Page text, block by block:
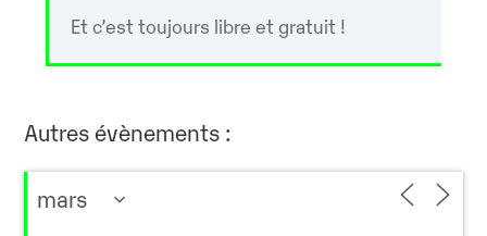
Et c’est toujours libre et gratuit !
Autres évènements :